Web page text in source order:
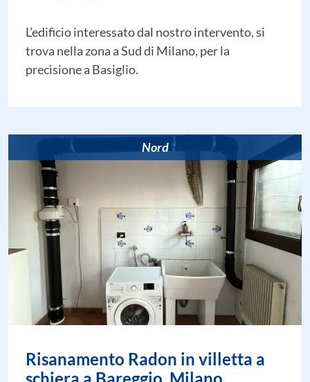
L’edificio interessato dal nostro intervento, si
trova nella zona a Sud di Milano, per la
precisione a Basiglio.
Nord
Risanamento Radon in villetta a